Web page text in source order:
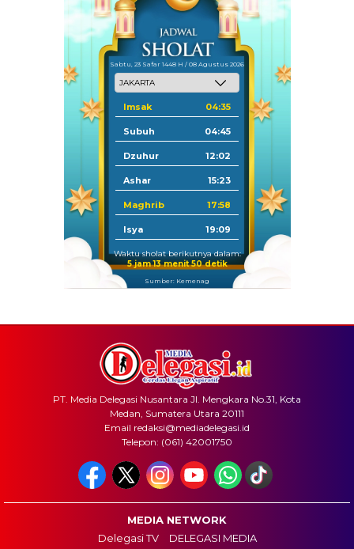
Sabtu, 23 Safar 1448 H / 08 Agustus 2026
Imsak 04:35
Subuh 04:45
Dzuhur 12:02
Ashar 15:23
Maghrib 17:58
Isya 19:09
Waktu sholat berikutnya dalam:
5 jam 13 menit 49 detik
Sumber: Kemenag
PT. Media Delegasi Nusantara Jl. Mengkara No.31, Kota
Medan, Sumatera Utara 20111
Email redaksi@mediadelegasi.id
Telepon: (061) 42001750
MEDIA NETWORK
Delegasi TV
DELEGASI MEDIA